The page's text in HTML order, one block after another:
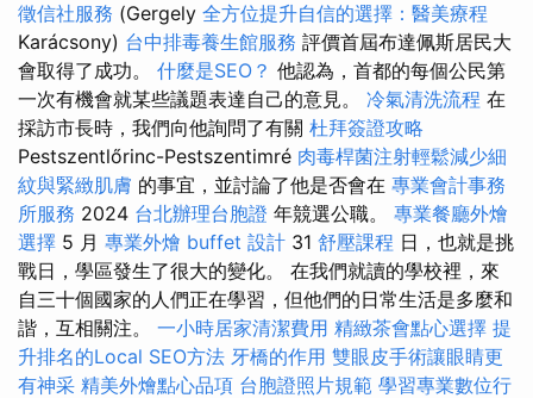
徵信社服務 (Gergely 全方位提升自信的選擇：醫美療程
Karácsony) 台中排毒養生館服務 評價首屆布達佩斯居民大
會取得了成功。 什麼是SEO？ 他認為，首都的每個公民第
一次有機會就某些議題表達自己的意見。 冷氣清洗流程 在
採訪市長時，我們向他詢問了有關 杜拜簽證攻略
Pestszentlőrinc-Pestszentimré 肉毒桿菌注射輕鬆減少細
紋與緊緻肌膚 的事宜，並討論了他是否會在 專業會計事務
所服務 2024 台北辦理台胞證 年競選公職。 專業餐廳外燴
選擇 5 月 專業外燴 buffet 設計 31 舒壓課程 日，也就是挑
戰日，學區發生了很大的變化。 在我們就讀的學校裡，來
自三十個國家的人們正在學習，但他們的日常生活是多麼和
諧，互相關注。 一小時居家清潔費用 精緻茶會點心選擇 提
升排名的Local SEO方法 牙橋的作用 雙眼皮手術讓眼睛更
有神采 精美外燴點心品項 台胞證照片規範 學習專業數位行